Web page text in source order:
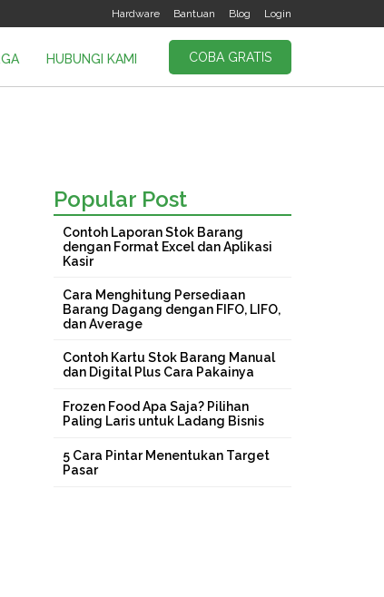
Login
Blog
Bantuan
Hardware
COBA GRATIS
HUBUNGI KAMI
Popular Post
Contoh Laporan Stok Barang
dengan Format Excel dan Aplikasi
Kasir
Cara Menghitung Persediaan
Barang Dagang dengan FIFO, LIFO,
dan Average
Contoh Kartu Stok Barang Manual
dan Digital Plus Cara Pakainya
Frozen Food Apa Saja? Pilihan
Paling Laris untuk Ladang Bisnis
5 Cara Pintar Menentukan Target
Pasar